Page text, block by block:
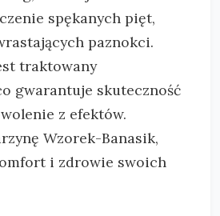
spękanych pięt,
paznokci.
traktowany
gwarantuje skuteczność
z efektów.
Wzorek-Banasik,
i zdrowie swoich